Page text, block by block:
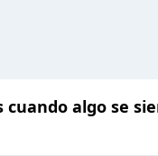
cuando algo se